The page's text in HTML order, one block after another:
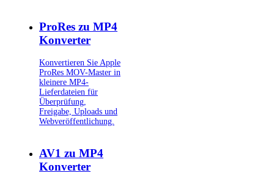
ProRes zu MP4
Konverter
Konvertieren Sie Apple
ProRes MOV-Master in
kleinere MP4-
Lieferdateien für
Überprüfung,
Freigabe, Uploads und
Webveröffentlichung.
AV1 zu MP4
Konverter